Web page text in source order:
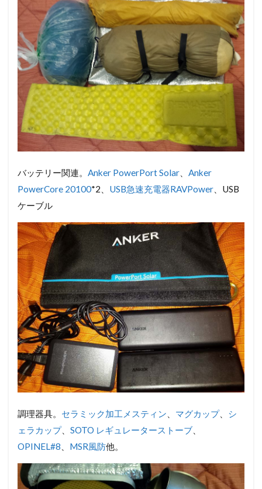
バッテリー関連。 Anker PowerPort Solar
Anker
PowerCore 20100*2、 USB急速充電器RAVPower 、USB
ケーブル
調理器具。 セラミック加工メスティン マグカップ、 シ
ェラカップ、 SOTO レギュレーターストーブ
OPINEL#8
MSR風防他。